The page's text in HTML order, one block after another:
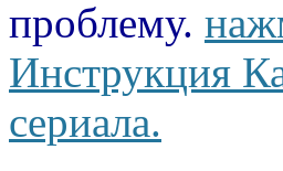
проблему.
Инструкция
сериала.